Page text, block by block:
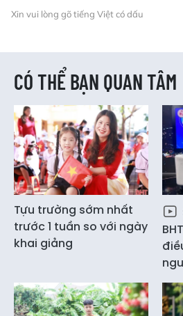
Xin vui lòng gõ tiếng Việt có dấu
CÓ THỂ BẠN QUAN TÂM
Tựu trường sớm nhất
trước 1 tuần so với ngày
khai giảng